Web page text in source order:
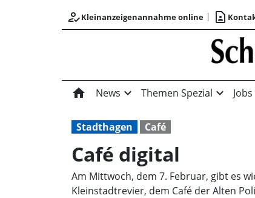
how_to_regKleinanzeigenannahme online contact_page
home News expand_more Themen Spezial expand_more Jobs
Stadthagen Café
Café digital
Am Mittwoch, dem 7. Februar, gibt es
Kleinstadtrevier, dem Café der Alten